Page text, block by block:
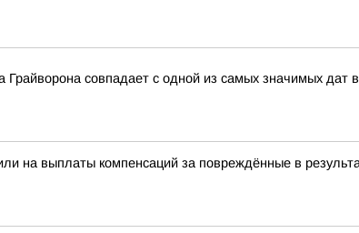
совпадает с одной из самых значимых
на выплаты компенсаций за повреждённые в